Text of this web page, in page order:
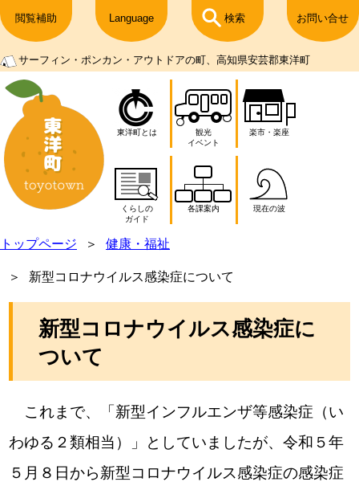
閲覧補助 Language 検索 お問い合せ
サーフィン・ポンカン・アウトドアの町、高知県安芸郡東洋町
東洋町とは
観光
イベント
楽市・楽座
くらしの
ガイド
各課案内 現在の波
トップページ 健康・福祉
新型コロナウイルス感染症について
新型コロナウイルス感染症に
ついて
これまで、「新型インフルエンザ等感染症（い
わゆる２類相当）」としていましたが、令和５年
５月８日から新型コロナウイルス感染症の感染症